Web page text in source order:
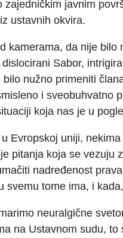
zajedničkim javnim
ustavnih okvira.
kamerama, da nije
Sabor,
bilo nužno primeniti
i sveobuhvatno
koja nas je u
Evropskoj uniji,
pitanja koja se vezuju
nadređenost
svemu tome ima, i
neuralgične
na Ustavnom sudu,